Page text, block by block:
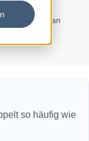
sich immer an
so häufig wie